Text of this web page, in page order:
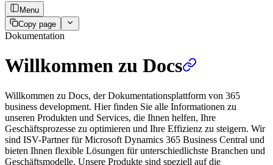
Menu
Copy page
Dokumentation
Willkommen zu Docs
Willkommen zu Docs, der Dokumentationsplattform von 365
business development. Hier finden Sie alle Informationen zu
unseren Produkten und Services, die Ihnen helfen, Ihre
Geschäftsprozesse zu optimieren und Ihre Effizienz zu steigern. Wir
sind ISV-Partner für Microsoft Dynamics 365 Business Central und
bieten Ihnen flexible Lösungen für unterschiedlichste Branchen und
Geschäftsmodelle. Unsere Produkte sind speziell auf die